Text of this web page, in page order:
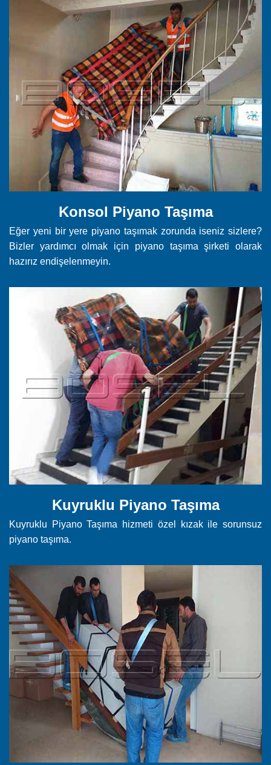
Konsol Piyano Taşıma
Eğer yeni bir yere piyano taşımak zorunda iseniz sizlere?
Bizler yardımcı olmak için piyano taşıma şirketi olarak
hazırız endişelenmeyin.
Kuyruklu Piyano Taşıma
Kuyruklu Piyano Taşıma hizmeti özel kızak ile sorunsuz
piyano taşıma.